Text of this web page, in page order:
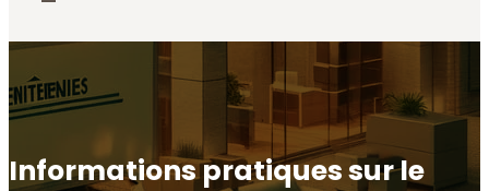
Informations pratiques sur le